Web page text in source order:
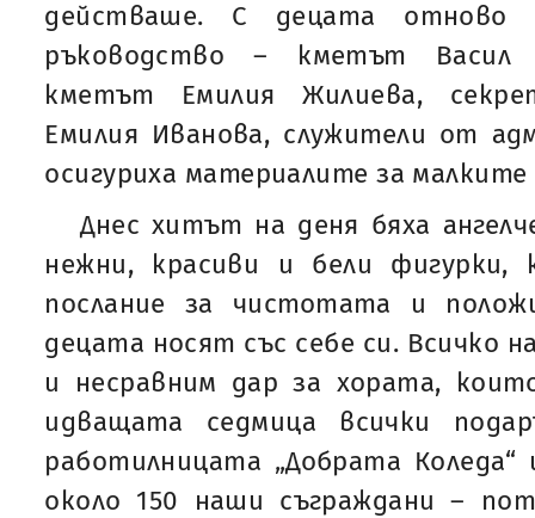
действаше. С децата отново
ръководство – кметът Васил
кметът Емилия Жилиева,
Емилия Иванова, служители от
осигуриха материалите за
Днес хитът на деня бяха
нежни, красиви и бели фигурки,
послание за чистотата и
децата носят със себе си. Всичко
и несравним дар за хората,
идващата седмица всички
работилницата „Добрата
около 150 наши съграждани –